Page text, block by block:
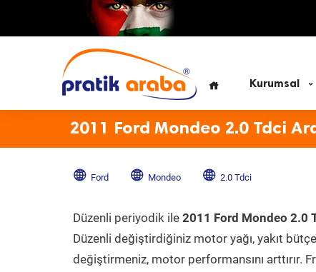
Kurumsal
2011 Ford Mondeo 2.0 Tdci
Ford Mondeo 2.0 Tdci
Düzenli periyodik ile 2011 Ford Mondeo 2.0
Düzenli değiştirdiğiniz motor yağı, yakıt
değiştirmeniz, motor performansını arttırır.